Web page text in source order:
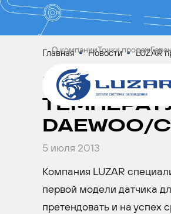
О компанииТочки продаж
Главная Новости LUZAR
LUZAR
DAEWOO/
5 июля 2013
Компания LUZAR
первой модели датчика
претендовать и на успех